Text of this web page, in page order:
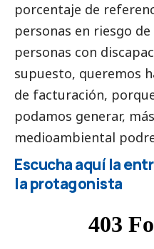
porcentaje de
personas en riesgo
personas con
supuesto, queremos
de facturación,
podamos generar,
medioambiental
Escucha aquí la
la protagonista